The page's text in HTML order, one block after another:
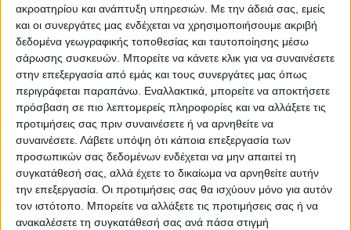
ακροατηρίου και ανάπτυξη υπηρεσιών. Με την άδειά σας, εμείς
και οι συνεργάτες μας ενδέχεται να χρησιμοποιήσουμε ακριβή
δεδομένα γεωγραφικής τοποθεσίας και ταυτοποίησης μέσω
σάρωσης συσκευών. Μπορείτε να κάνετε κλικ για να συναινέσετε
στην επεξεργασία από εμάς και τους συνεργάτες μας όπως
περιγράφεται παραπάνω. Εναλλακτικά, μπορείτε να αποκτήσετε
πρόσβαση σε πιο λεπτομερείς πληροφορίες και να αλλάξετε τις
προτιμήσεις σας πριν συναινέσετε ή να αρνηθείτε να
συναινέσετε. Λάβετε υπόψη ότι κάποια επεξεργασία των
προσωπικών σας δεδομένων ενδέχεται να μην απαιτεί τη
συγκατάθεσή σας, αλλά έχετε το δικαίωμα να αρνηθείτε αυτήν
την επεξεργασία. Οι προτιμήσεις σας θα ισχύουν μόνο για αυτόν
τον ιστότοπο. Μπορείτε να αλλάξετε τις προτιμήσεις σας ή να
ανακαλέσετε τη συγκατάθεσή σας ανά πάσα στιγμή
ΠΑΡΟΜΟΙΑ ΑΡΘΡΑ